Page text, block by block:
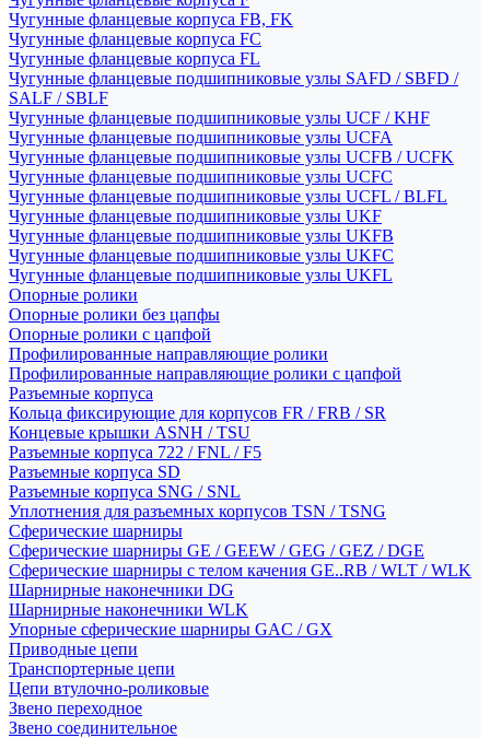
Чугунные фланцевые корпуса FB, FK
Чугунные фланцевые корпуса FC
Чугунные фланцевые корпуса FL
Чугунные фланцевые подшипниковые узлы SAFD / SBFD /
SALF / SBLF
Чугунные фланцевые подшипниковые узлы UCF / KHF
Чугунные фланцевые подшипниковые узлы UCFA
Чугунные фланцевые подшипниковые узлы UCFB / UCFK
Чугунные фланцевые подшипниковые узлы UCFC
Чугунные фланцевые подшипниковые узлы UCFL / BLFL
Чугунные фланцевые подшипниковые узлы UKF
Чугунные фланцевые подшипниковые узлы UKFB
Чугунные фланцевые подшипниковые узлы UKFC
Чугунные фланцевые подшипниковые узлы UKFL
Опорные ролики
Опорные ролики без цапфы
Опорные ролики с цапфой
Профилированные направляющие ролики
Профилированные направляющие ролики с цапфой
Разъемные корпуса
Кольца фиксирующие для корпусов FR / FRB / SR
Концевые крышки ASNH / TSU
Разъемные корпуса 722 / FNL / F5
Разъемные корпуса SD
Разъемные корпуса SNG / SNL
Уплотнения для разъемных корпусов TSN / TSNG
Сферические шарниры
Сферические шарниры GE / GEEW / GEG / GEZ / DGE
Сферические шарниры с телом качения GE..RB / WLT / WLK
Шарнирные наконечники DG
Шарнирные наконечники WLK
Упорные сферические шарниры GAC / GX
Приводные цепи
Транспортерные цепи
Цепи втулочно-роликовые
Звено переходное
Звено соединительное